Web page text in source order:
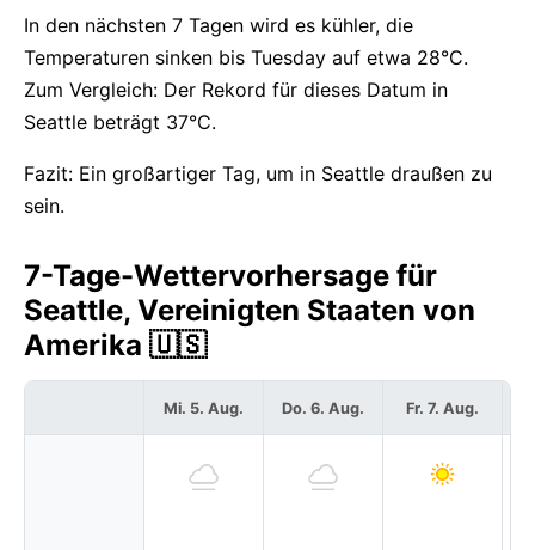
In den nächsten 7 Tagen wird es kühler, die
Temperaturen sinken bis Tuesday auf etwa 28°C.
Zum Vergleich: Der Rekord für dieses Datum in
Seattle beträgt 37°C.
Fazit: Ein großartiger Tag, um in Seattle draußen zu
sein.
7-Tage-Wettervorhersage für
Seattle, Vereinigten Staaten von
Amerika 🇺🇸
Mi. 5. Aug. Do. 6. Aug. Fr. 7. Aug.